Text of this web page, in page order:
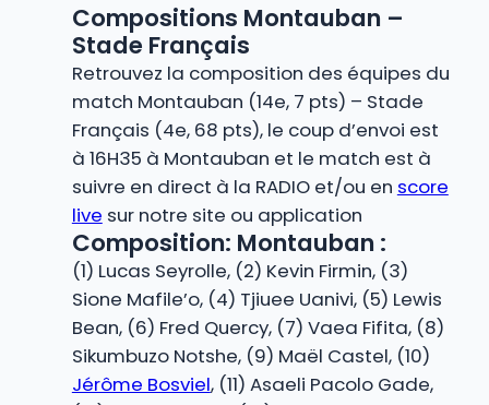
Compositions Montauban –
Stade Français
Retrouvez la composition des équipes du
match Montauban (14e, 7 pts) – Stade
Français (4e, 68 pts), le coup d’envoi est
à 16H35 à Montauban et le match est à
suivre en direct à la RADIO et/ou en score
live sur notre site ou application
Composition: Montauban :
(1) Lucas Seyrolle, (2) Kevin Firmin, (3)
Sione Mafile’o, (4) Tjiuee Uanivi, (5) Lewis
Bean, (6) Fred Quercy, (7) Vaea Fifita, (8)
Sikumbuzo Notshe, (9) Maël Castel, (10)
Jérôme Bosviel, (11) Asaeli Pacolo Gade,